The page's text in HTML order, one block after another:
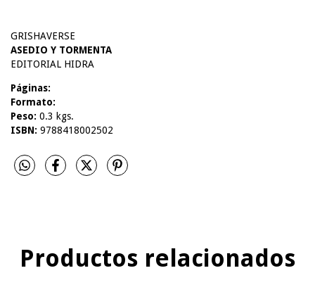
GRISHAVERSE
ASEDIO Y TORMENTA
EDITORIAL HIDRA
Páginas:
Formato:
Peso: 0.3 kgs.
ISBN: 9788418002502
Productos relacionados